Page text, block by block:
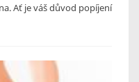
Ať je váš důvod popíjení